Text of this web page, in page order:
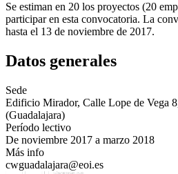
Se estiman en 20 los proyectos (20
participar en esta convocatoria. La
hasta el 13 de noviembre de 2017.
Datos generales
Sede
Edificio Mirador, Calle Lope de Vega
(Guadalajara)
Período lectivo
De noviembre 2017 a marzo 2018
Más info
cwguadalajara@eoi.es